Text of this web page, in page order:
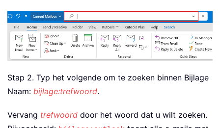
Stap 2. Typ het volgende om te zoeken binnen Bijlage
Naam: bijlage:trefwoord.
Vervang trefwoord door het woord dat u wilt zoeken.